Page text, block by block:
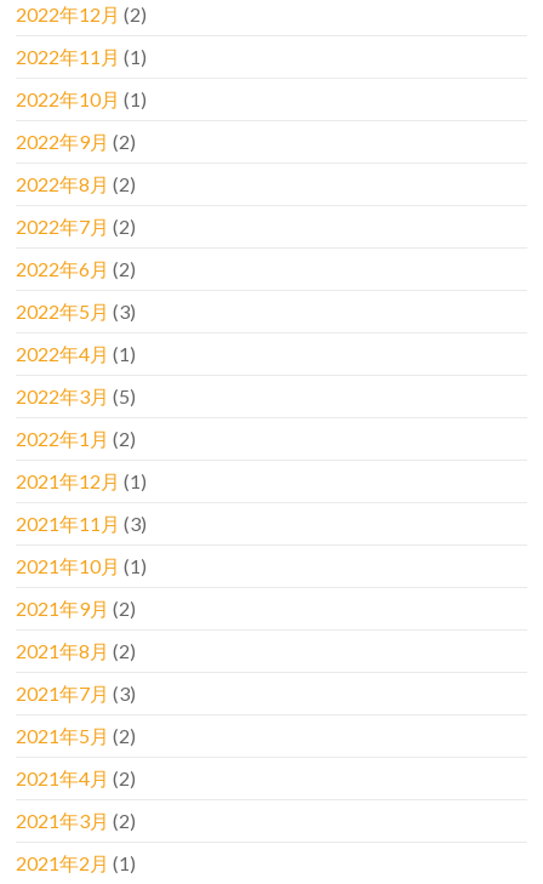
2022年12月 (2)
2022年11月 (1)
2022年10月 (1)
2022年9月 (2)
2022年8月 (2)
2022年7月 (2)
2022年6月 (2)
2022年5月 (3)
2022年4月 (1)
2022年3月 (5)
2022年1月 (2)
2021年12月 (1)
2021年11月 (3)
2021年10月 (1)
2021年9月 (2)
2021年8月 (2)
2021年7月 (3)
2021年5月 (2)
2021年4月 (2)
2021年3月 (2)
2021年2月 (1)